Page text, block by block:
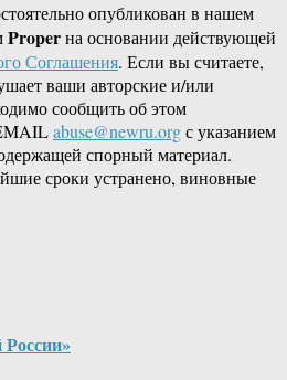
опубликован в нашем
Properна основании действующей
Соглашения. Если вы считаете,
ваши авторские и/или
сообщить об этом
abuse@newru.orgс указанием
спорный материал.
сроки устранено, виновные